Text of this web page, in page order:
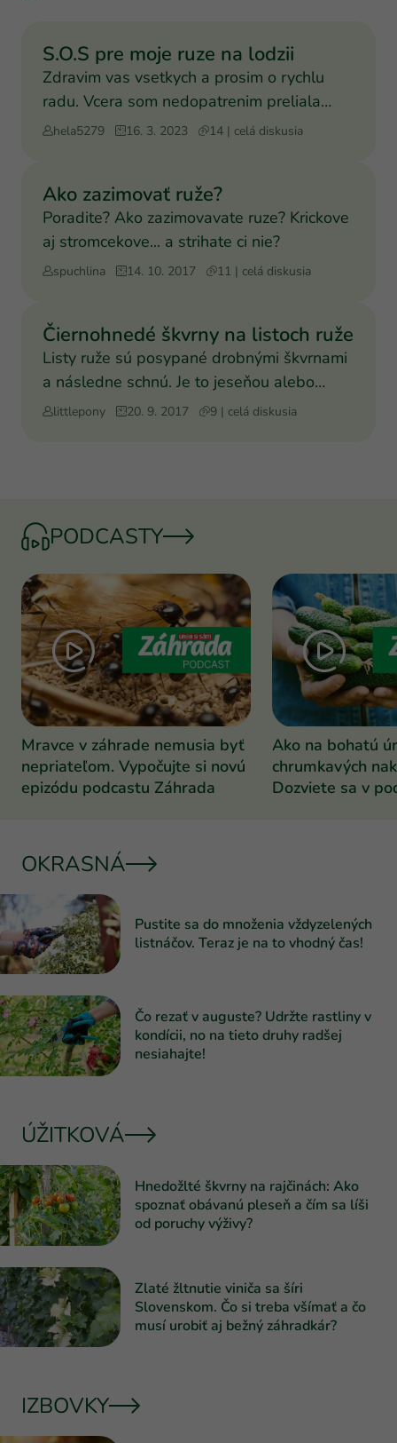
S.O.S pre moje ruze na lodzii
Zdravim vas vsetkych a prosim o rychlu
radu. Vcera som nedopatrenim preliala
moje krasne ruze, ktore
hela5279 16. 3. 2023 14 | celá diskusia
Ako zazimovať ruže?
Poradite? Ako zazimovavate ruze? Krickove
aj stromcekove... a strihate ci nie?
spuchlina 14. 10. 2017 11 | celá diskusia
Čiernohnedé škvrny na listoch ruže
Listy ruže sú posypané drobnými škvrnami
a následne schnú. Je to jeseňou alebo
choroba?
littlepony 20. 9. 2017 9 | celá diskusia
PODCASTY
Mravce v záhrade nemusia byť
nepriateľom. Vypočujte si novú
epizódu podcastu Záhrada
Ako na bohatú
chrumkavých
Dozviete sa v
OKRASNÁ
Pustite sa do množenia vždyzelených
listnáčov. Teraz je na to vhodný čas!
Čo rezať v auguste? Udržte rastliny v
kondícii, no na tieto druhy radšej
nesiahajte!
ÚŽITKOVÁ
Hnedožlté škvrny na rajčinách: Ako
spoznať obávanú pleseň a čím sa líši
od poruchy výživy?
Zlaté žltnutie viniča sa šíri
Slovenskom. Čo si treba všímať a čo
musí urobiť aj bežný záhradkár?
IZBOVKY